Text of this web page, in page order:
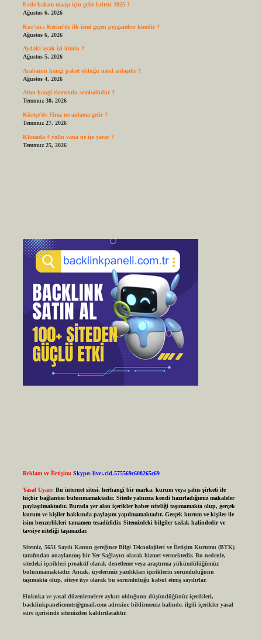
Evde bakım maaşı için gelir kriteri 2025 ?
Ağustos 6, 2026
Kur’an-ı Kerim’de ilk ismi geçen peygamber kimdir ?
Ağustos 6, 2026
Aydaki ayak izi kimin ?
Ağustos 5, 2026
Arabanın hangi paket olduğu nasıl anlaşılır ?
Ağustos 4, 2026
Altın hangi elementin sembolüdür ?
Temmuz 30, 2026
Kürtçe’de Firaz ne anlama gelir ?
Temmuz 27, 2026
Klimada 4 yollu vana ne işe yarar ?
Temmuz 25, 2026
Reklam ve İletişim: Skype: live:.cid.575569c608265c69
Yasal Uyarı: Bu internet sitesi, herhangi bir marka, kurum veya şahıs şirketi ile
hiçbir bağlantısı bulunmamaktadır. Sitede yalnızca kendi hazırladığımız makaleler
paylaşılmaktadır. Burada yer alan içerikler haber niteliği taşımamakta olup, gerçek
kurum ve kişiler hakkında paylaşım yapılmamaktadır. Gerçek kurum ve kişiler ile
isim benzerlikleri tamamen tesadüfidir. Sitemizdeki bilgiler taslak halindedir ve
tavsiye niteliği taşımazlar.
Sitemiz, 5651 Sayılı Kanun gereğince Bilgi Teknolojileri ve İletişim Kurumu (BTK)
tarafından onaylanmış bir Yer Sağlayıcı olarak hizmet vermektedir. Bu nedenle,
sitedeki içerikleri proaktif olarak denetleme veya araştırma yükümlülüğümüz
bulunmamaktadır. Ancak, üyelerimiz yazdıkları içeriklerin sorumluluğunu
taşımakta olup, siteye üye olarak bu sorumluluğu kabul etmiş sayılırlar.
Hukuka ve yasal düzenlemelere aykırı olduğunu düşündüğünüz içerikleri,
backlinkpanelicomtr@gmail.comadresine bildirmeniz halinde, ilgili içerikler yasal
süre içerisinde sitemizden kaldırılacaktır.